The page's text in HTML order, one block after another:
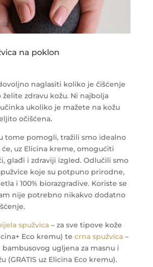
na poklon
naglasiti koliko je čišćenje
zdravu kožu. Ni najbolja
ukoliko je mažete na kožu
očišćena.
tome pomogli, tražili smo idealno
uz Elicina kreme, omogućiti
glađi i zdraviji izgled. Odlučili smo
koje su potpuno prirodne,
i 100% biorazgradive. Koriste se
nije potrebno nikakvo dodatno
spužvica– za sve tipove kože
Eco kremu) te crna spužvica–
ugljena za masnu i
(GRATIS uz Elicina Eco kremu).